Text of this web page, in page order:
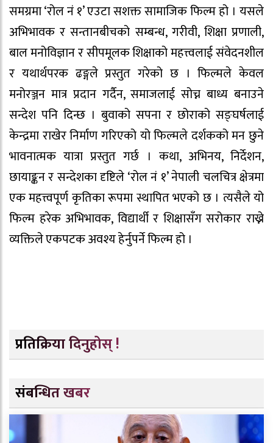
समग्रमा ‘रोल नं १’ एउटा सशक्त सामाजिक फिल्म हो । यसले
अभिभावक र सन्तानबीचको सम्बन्ध, गरीवी, शिक्षा प्रणाली,
बाल मनोविज्ञान र सीपमूलक शिक्षाको महत्त्वलाई संवेदनशील
र यथार्थपरक ढङ्गले प्रस्तुत गरेको छ । फिल्मले केवल
मनोरञ्जन मात्र प्रदान गर्दैन, समाजलाई सोच्न बाध्य बनाउने
सन्देश पनि दिन्छ । बुवाको सपना र छोराको सङ्घर्षलाई
केन्द्रमा राखेर निर्माण गरिएको यो फिल्मले दर्शकको मन छुने
भावनात्मक यात्रा प्रस्तुत गर्छ । कथा, अभिनय, निर्देशन,
छायाङ्कन र सन्देशका दृष्टिले ‘रोल नं १’ नेपाली चलचित्र क्षेत्रमा
एक महत्त्वपूर्ण कृतिका रूपमा स्थापित भएको छ । त्यसैले यो
फिल्म हरेक अभिभावक, विद्यार्थी र शिक्षासँग सरोकार राख्ने
व्यक्तिले एकपटक अवश्य हेर्नुपर्ने फिल्म हो ।
प्रतिक्रिया दिनुहोस् !
संबन्धित खबर